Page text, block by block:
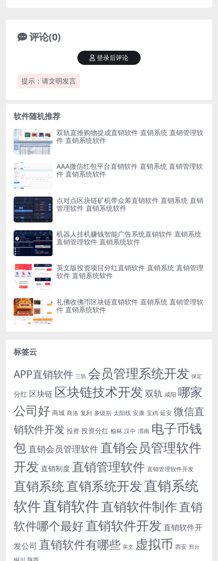
评论(0)
提示：请文明发言
登录后评论
软件随机推荐
双轨直推购物提成直销软件 直销系统 直销管理软
件 直销系统软件
AAA微信红包平台直销软件 直销系统 直销管理软
件 直销系统软件
点对点区块链矿机带众筹直销软件 直销系统 直销
管理软件 直销系统软件
机器人挂机赚钱智能广告系统直销软件 直销系统
直销管理软件 直销系统软件
英文版投资项目分红直销软件 直销系统 直销管理
软件 直销系统软件
礼佛收佛币区块链直销软件 直销系统 直销管理软
件 直销系统软件
标签云
APP直销软件 三轨 会员管理系统开发 保定
分红 区块链 区块链技术开发 双轨 咸阳 哪家
公司好 商城 商洛 复利 多级别 太阳线 安康 宝鸡 延安 微信直
销软件开发 投资 投资分红 榆林 汉中 渭南 电子币钱
包 直销会员管理软件 直销会员管理软件
开发 直销制度 直销管理软件 直销管理软件开发
直销系统直销系统开发直销系统
软件直销软件直销软件制作直销
软件哪个最好直销软件开发 直销软件开
发公司 直销软件有哪些 英文 虚拟币 西安 邢台